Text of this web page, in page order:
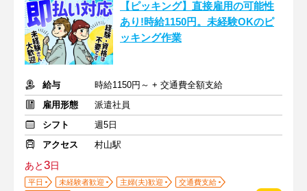
【ピッキング】直接雇用の可能性
あり!時給1150円。未経験OKのピ
ッキング作業
給与
時給1150円～ + 交通費全額支給
雇用形態
派遣社員
シフト
週5日
アクセス
村山駅
あと3日
平日 未経験者歓迎 主婦(夫)歓迎
交通費支給